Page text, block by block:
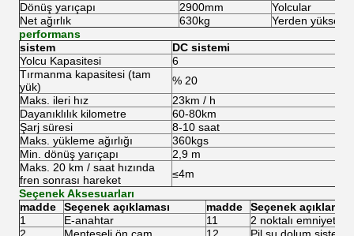
Dönüş yarıçapı
2900mm
Yolcular
Net ağırlık
630kg
Yerden
performans
sistem
DC sistemi
Yolcu Kapasitesi
6
Tırmanma kapasitesi (tam
yük)
% 20
Maks. ileri hız
23km / h
Dayanıklılık kilometre
60-80km
Şarj süresi
8-10 saat
Maks. yükleme ağırlığı
360kgs
Min. dönüş yarıçapı
2,9 m
Maks. 20 km / saat hızında
fren sonrası hareket
≤4m
Seçenek Aksesuarları
madde
Seçenek açıklaması madde
Seçenek
1
E-anahtar 11
2 noktalı emniyet